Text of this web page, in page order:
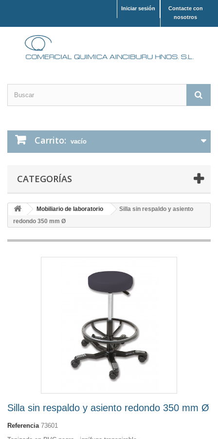
Contacte con
nosotros
Iniciar sesión
Carrito: vacío
CATEGORÍAS
Mobiliario de laboratorio
Silla sin respaldo y asiento
redondo 350 mm Ø
Silla sin respaldo y asiento redondo 350 mm Ø
Referencia 73601